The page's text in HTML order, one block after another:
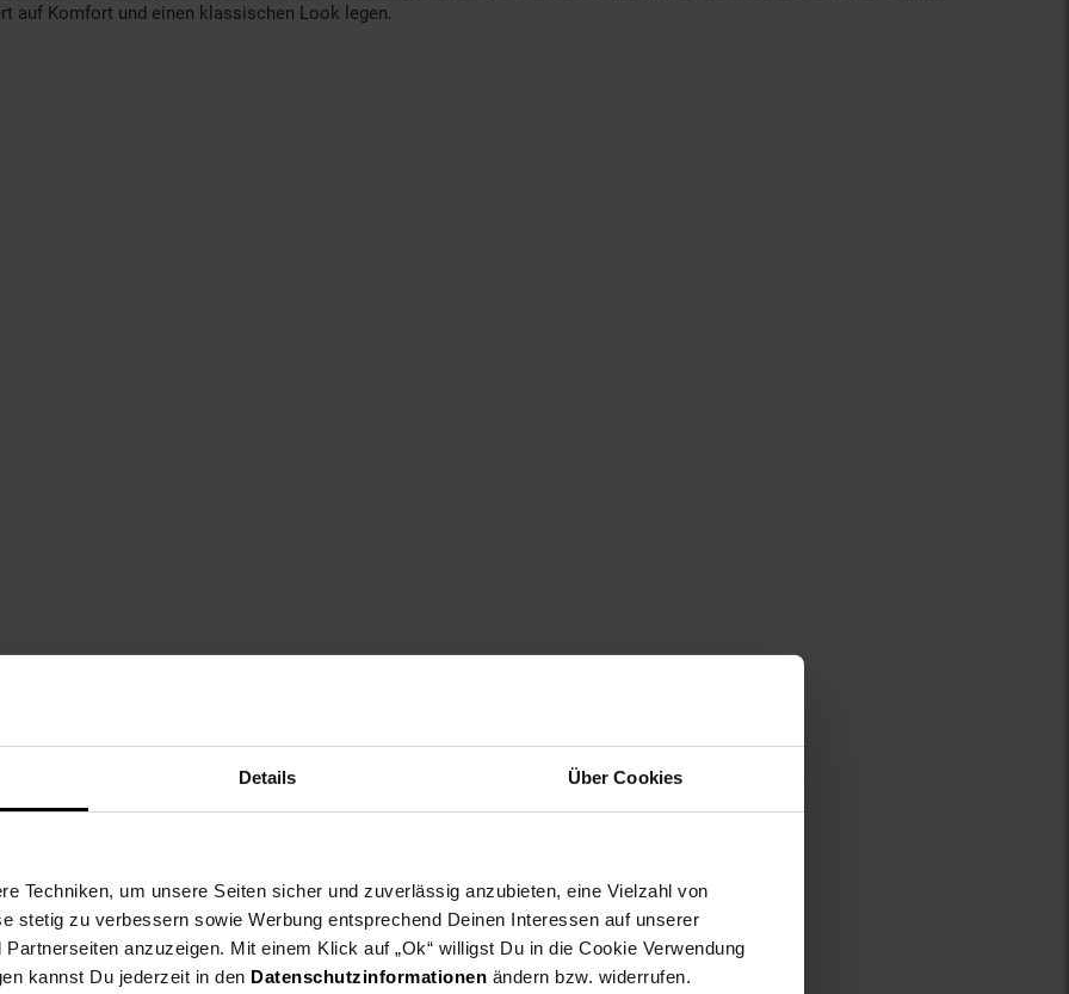
Details Über Cookies
Techniken, um unsere Seiten sicher und zuverlässig anzubieten, eine Vielzahl von
stetig zu verbessern sowie Werbung entsprechend Deinen Interessen auf unserer
anzuzeigen. Mit einem Klick auf „Ok“ willigst Du in die Cookie Verwendung
kannst Du jederzeit in den Datenschutzinformationen ändern bzw. widerrufen.
auf Komfort und einen klassischen Look legen.
Sommermode, Frühlingsmode